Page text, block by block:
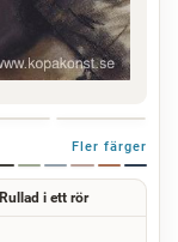
Fler färger
Rullad i ett rör